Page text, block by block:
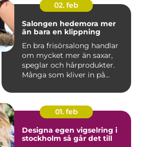
02. feb
Salongen hedemora mer
än bara en klippning
En bra frisörsalong handlar
om mycket mer än saxar,
speglar och hårprodukter.
Många som kliver in på...
01. feb
Designa egen vigselring i
stockholm så går det till